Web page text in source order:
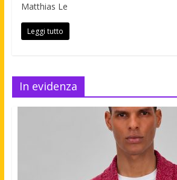
Matthias Le
Leggi tutto
In evidenza